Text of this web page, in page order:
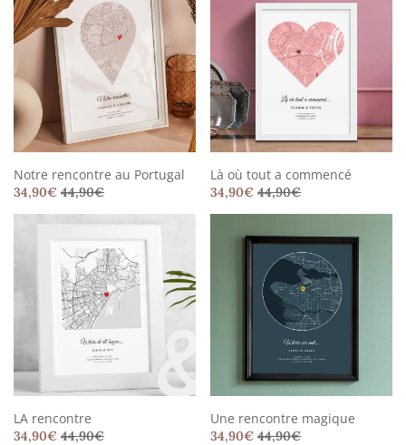
Notre rencontre au Portugal
34,90€ 44,90€
Là où tout a commencé
34,90€ 44,90€
LA rencontre
34,90€ 44,90€
Une rencontre magique
34,90€ 44,90€